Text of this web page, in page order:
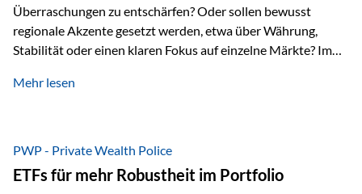
Überraschungen zu entschärfen? Oder sollen bewusst
regionale Akzente gesetzt werden, etwa über Währung,
Stabilität oder einen klaren Fokus auf einzelne Märkte? Im
Wealth Police der Vienna-Life lassen sich beide Ansätze
Risikostreuung, Inflationsrobustheit und Stabilisierung. 1)
Die Philosophiefrage: breit oder bewusst? Global investieren
bedeutet: Das Portfolio bildet die Weltmärkte möglichst
Mehr lesen
PWP - Private Wealth Police
ETFs für mehr Robustheit im Portfolio